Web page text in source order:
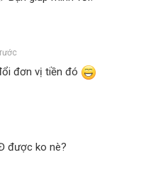
đơn vị tiền đó
được ko nè?